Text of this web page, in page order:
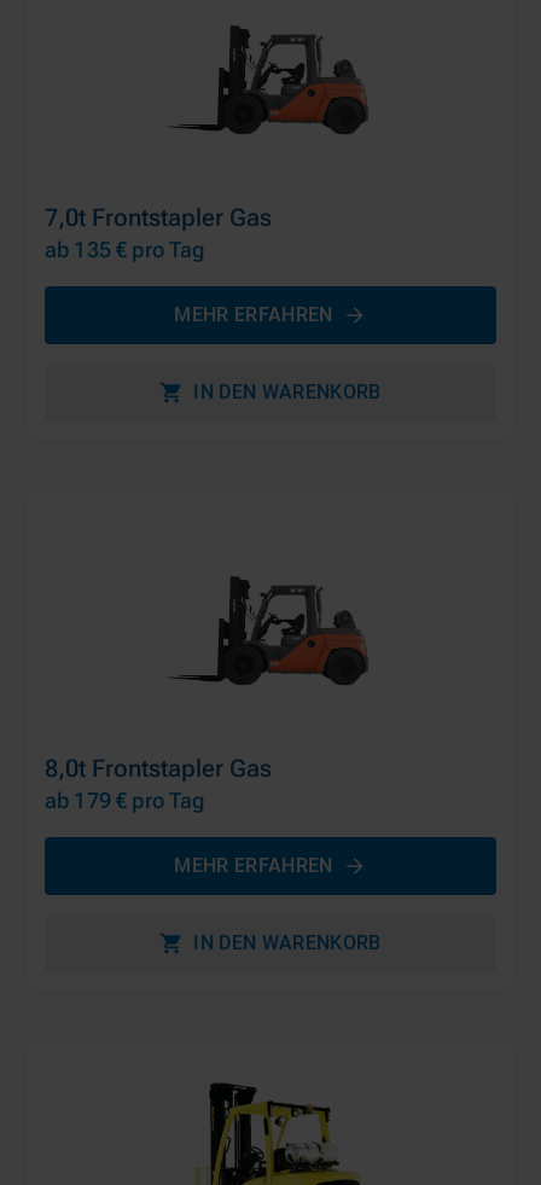
7,0t Frontstapler Gas
ab 135 € pro Tag
MEHR ERFAHREN
IN DEN WARENKORB
8,0t Frontstapler Gas
ab 179 € pro Tag
MEHR ERFAHREN
IN DEN WARENKORB